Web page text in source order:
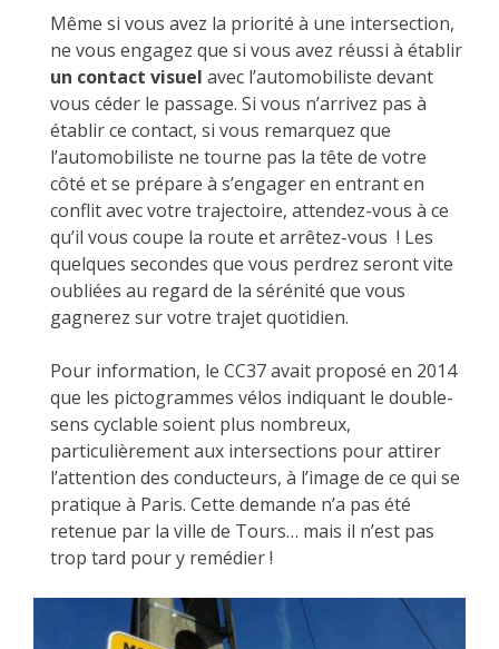
Même si vous avez la priorité à une intersection,
ne vous engagez que si vous avez réussi à établir
un contact visuel avec l’automobiliste devant
vous céder le passage. Si vous n’arrivez pas à
établir ce contact, si vous remarquez que
l’automobiliste ne tourne pas la tête de votre
côté et se prépare à s’engager en entrant en
conflit avec votre trajectoire, attendez-vous à ce
qu’il vous coupe la route et arrêtez-vous ! Les
quelques secondes que vous perdrez seront vite
oubliées au regard de la sérénité que vous
gagnerez sur votre trajet quotidien.
Pour information, le CC37 avait proposé en 2014
que les pictogrammes vélos indiquant le double-
sens cyclable soient plus nombreux,
particulièrement aux intersections pour attirer
l’attention des conducteurs, à l’image de ce qui se
pratique à Paris. Cette demande n’a pas été
retenue par la ville de Tours… mais il n’est pas
trop tard pour y remédier !